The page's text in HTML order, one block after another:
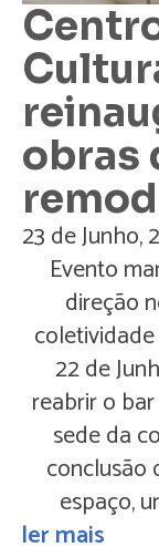
obras
23 de Junho,
Evento
direção
22 de
reabrir o
sede da
conclusão
espaço,
ler mais